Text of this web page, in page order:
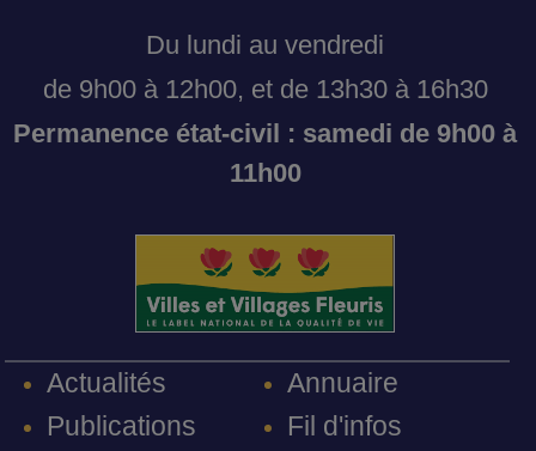
Du lundi au vendredi
de 9h00 à 12h00, et de 13h30 à 16h30
Permanence état-civil : samedi de 9h00 à
11h00
Actualités
Publications
Annuaire
Fil d'infos